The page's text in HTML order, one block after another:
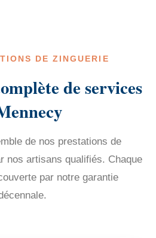
DE ZINGUERIE
de services
de nos prestations de
nos artisans qualifiés. Chaque
par notre garantie